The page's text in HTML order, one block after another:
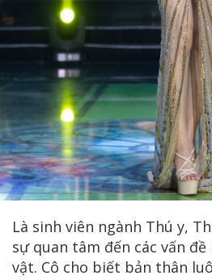
Là sinh viên ngành Thú y,
sự quan tâm đến các vấn
vật. Cô cho biết bản thân